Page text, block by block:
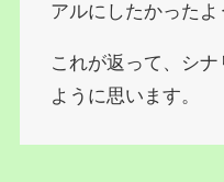
アルにしたかったよ
これが返って、シ
ように思います。